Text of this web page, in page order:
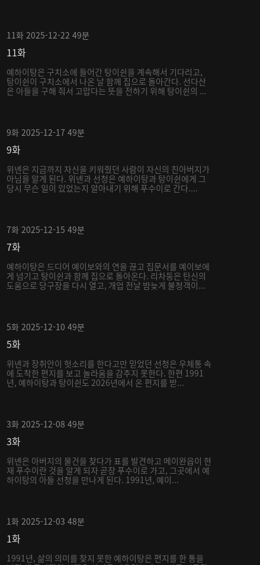
11화 2025-12-22 49분
11화
예하이탕은 구치소에 들어간 탕이쉰을 계속해서 기다리고,
탕이쉰이 구치소에서 나온 날 함께 집으로 돌아간다. 선다산
은 아들을 구해 줘서 고맙다는 뜻을 전하기 위해 탕이쉰의 ...
9화 2025-12-17 49분
9화
위녠은 지금까지 자신을 키워줬던 사람이 자신의 친아버지가
아님을 알게 된다. 위녠과 선청은 예하이탕과 탕이쉰에게 그
당시 무슨 일이 있었는지 알아내기 위해 푸수이로 간다....
7화 2025-12-15 49분
7화
예하이탕은 드디어 예이보와의 연을 끊고 집문서를 예이보에
게 넘기고 탕이쉰과 함께 집으로 돌아온다. 리차둥은 탄신의
도움으로 당구장을 다시 열고, 개업 전날 밤늦게 불청객이...
5화 2025-12-10 49분
5화
위녠과 장취안이 헛소리를 한다고만 믿었던 선청은 우체통 속
에 도착한 편지를 보고 놀라움을 감추지 못한다. 한편 1991
년, 예하이탕과 탕이쉰도 2026년에서 온 편지를 받...
3화 2025-12-08 49분
3화
위녠은 아버지의 물건을 찾다가 표를 발견하고 메이완읍이 현
재 푸수이란 것을 알게 되자 곧장 푸수이로 가고, 그곳에서 예
하이탕의 아들 선청을 만나게 된다. 1991년, 예이...
1화 2025-12-03 48분
1화
1991년, 삶의 의미를 찾지 못한 예하이탕은 편지를 한 통을